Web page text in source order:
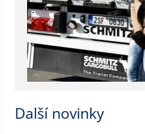
Další novinky